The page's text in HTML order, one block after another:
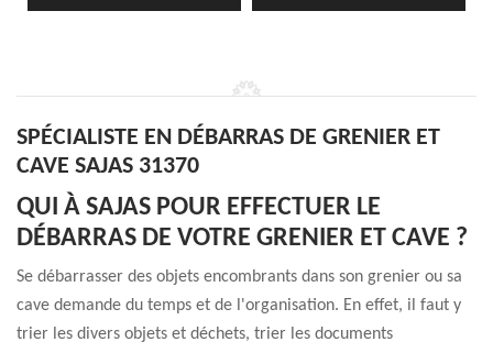
SPÉCIALISTE EN DÉBARRAS DE GRENIER ET
CAVE SAJAS 31370
QUI À SAJAS POUR EFFECTUER LE
DÉBARRAS DE VOTRE GRENIER ET CAVE ?
Se débarrasser des objets encombrants dans son grenier ou sa
cave demande du temps et de l'organisation. En effet, il faut y
trier les divers objets et déchets, trier les documents